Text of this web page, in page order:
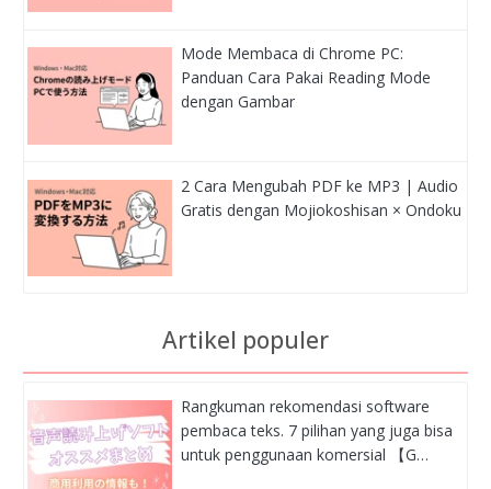
Mode Membaca di Chrome PC:
Panduan Cara Pakai Reading Mode
dengan Gambar
2 Cara Mengubah PDF ke MP3 | Audio
Gratis dengan Mojiokoshisan × Ondoku
Artikel populer
Rangkuman rekomendasi software
pembaca teks. 7 pilihan yang juga bisa
untuk penggunaan komersial 【G…